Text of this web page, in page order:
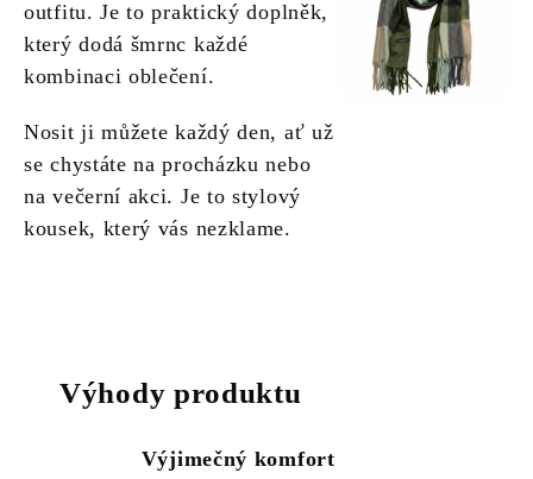
outfitu. Je to praktický doplněk,
který dodá šmrnc každé
kombinaci oblečení.
Nosit ji můžete každý den, ať už
se chystáte na procházku nebo
na večerní akci. Je to stylový
kousek, který vás nezklame.
Výhody produktu
Výjimečný komfort